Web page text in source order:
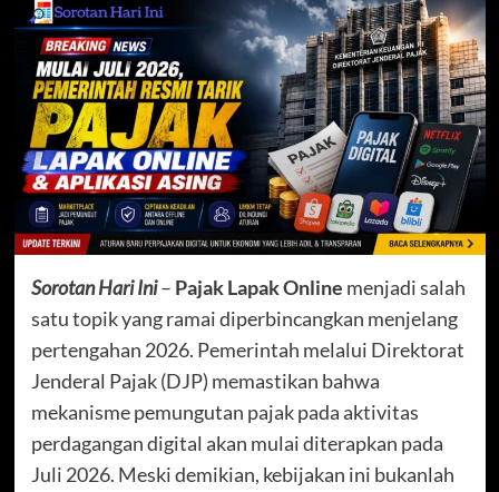
Sorotan Hari Ini– Pajak Lapak Online menjadi salah
satu topik yang ramai diperbincangkan menjelang
pertengahan 2026. Pemerintah melalui Direktorat
Jenderal Pajak (DJP) memastikan bahwa
mekanisme pemungutan pajak pada aktivitas
perdagangan digital akan mulai diterapkan pada
Juli 2026. Meski demikian, kebijakan ini bukanlah